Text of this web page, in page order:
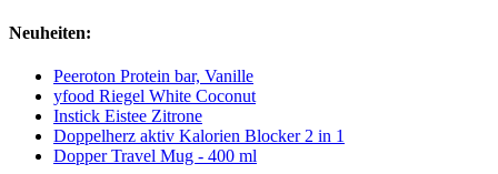
Neuheiten:
Peeroton Protein bar, Vanille
yfood Riegel White Coconut
Instick Eistee Zitrone
Doppelherz aktiv Kalorien Blocker 2 in 1
Dopper Travel Mug - 400 ml